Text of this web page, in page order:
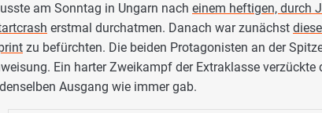
am Sonntag in Ungarn nach einem heftigen, durch
erstmal durchatmen. Danach war zunächst
zu befürchten. Die beiden Protagonisten an der
Ein harter Zweikampf der Extraklasse verzückte
Ausgang wie immer gab.